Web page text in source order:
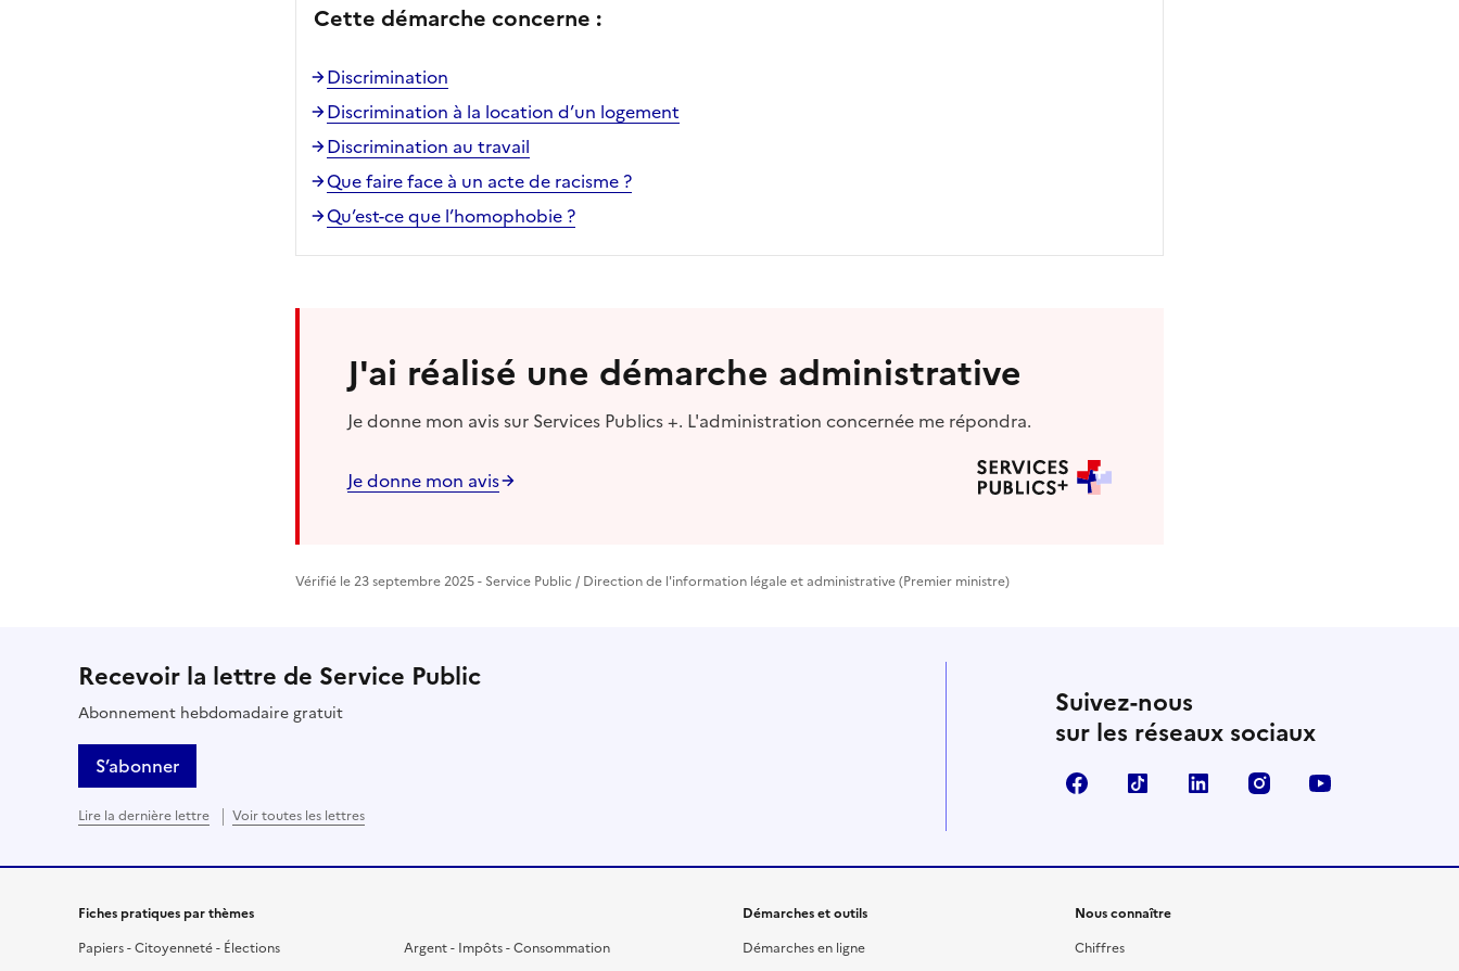
Cette démarche concerne :
Discrimination
Discrimination à la location d’un logement
Discrimination au travail
Que faire face à un acte de racisme ?
Qu’est-ce que l’homophobie ?
J'ai réalisé une démarche administrative
Je donne mon avis sur Services Publics +. L'administration concernée me répondra.
Je donne mon avis
Vérifié le 23 septembre 2025 - Service Public / Direction de l'information légale et administrative (Premier ministre)
Recevoir la lettre de Service Public
Abonnement hebdomadaire gratuit
S’abonner
Lire la dernière lettre Voir toutes les lettres
Suivez-nous
sur les réseaux sociaux
FacebookTikTok LinkedIn Instagram
Fiches pratiques par thèmes
Papiers - Citoyenneté - Élections
Argent - Impôts - Consommation
Démarches et outils
Démarches en ligne
Nous connaître
Chiffres